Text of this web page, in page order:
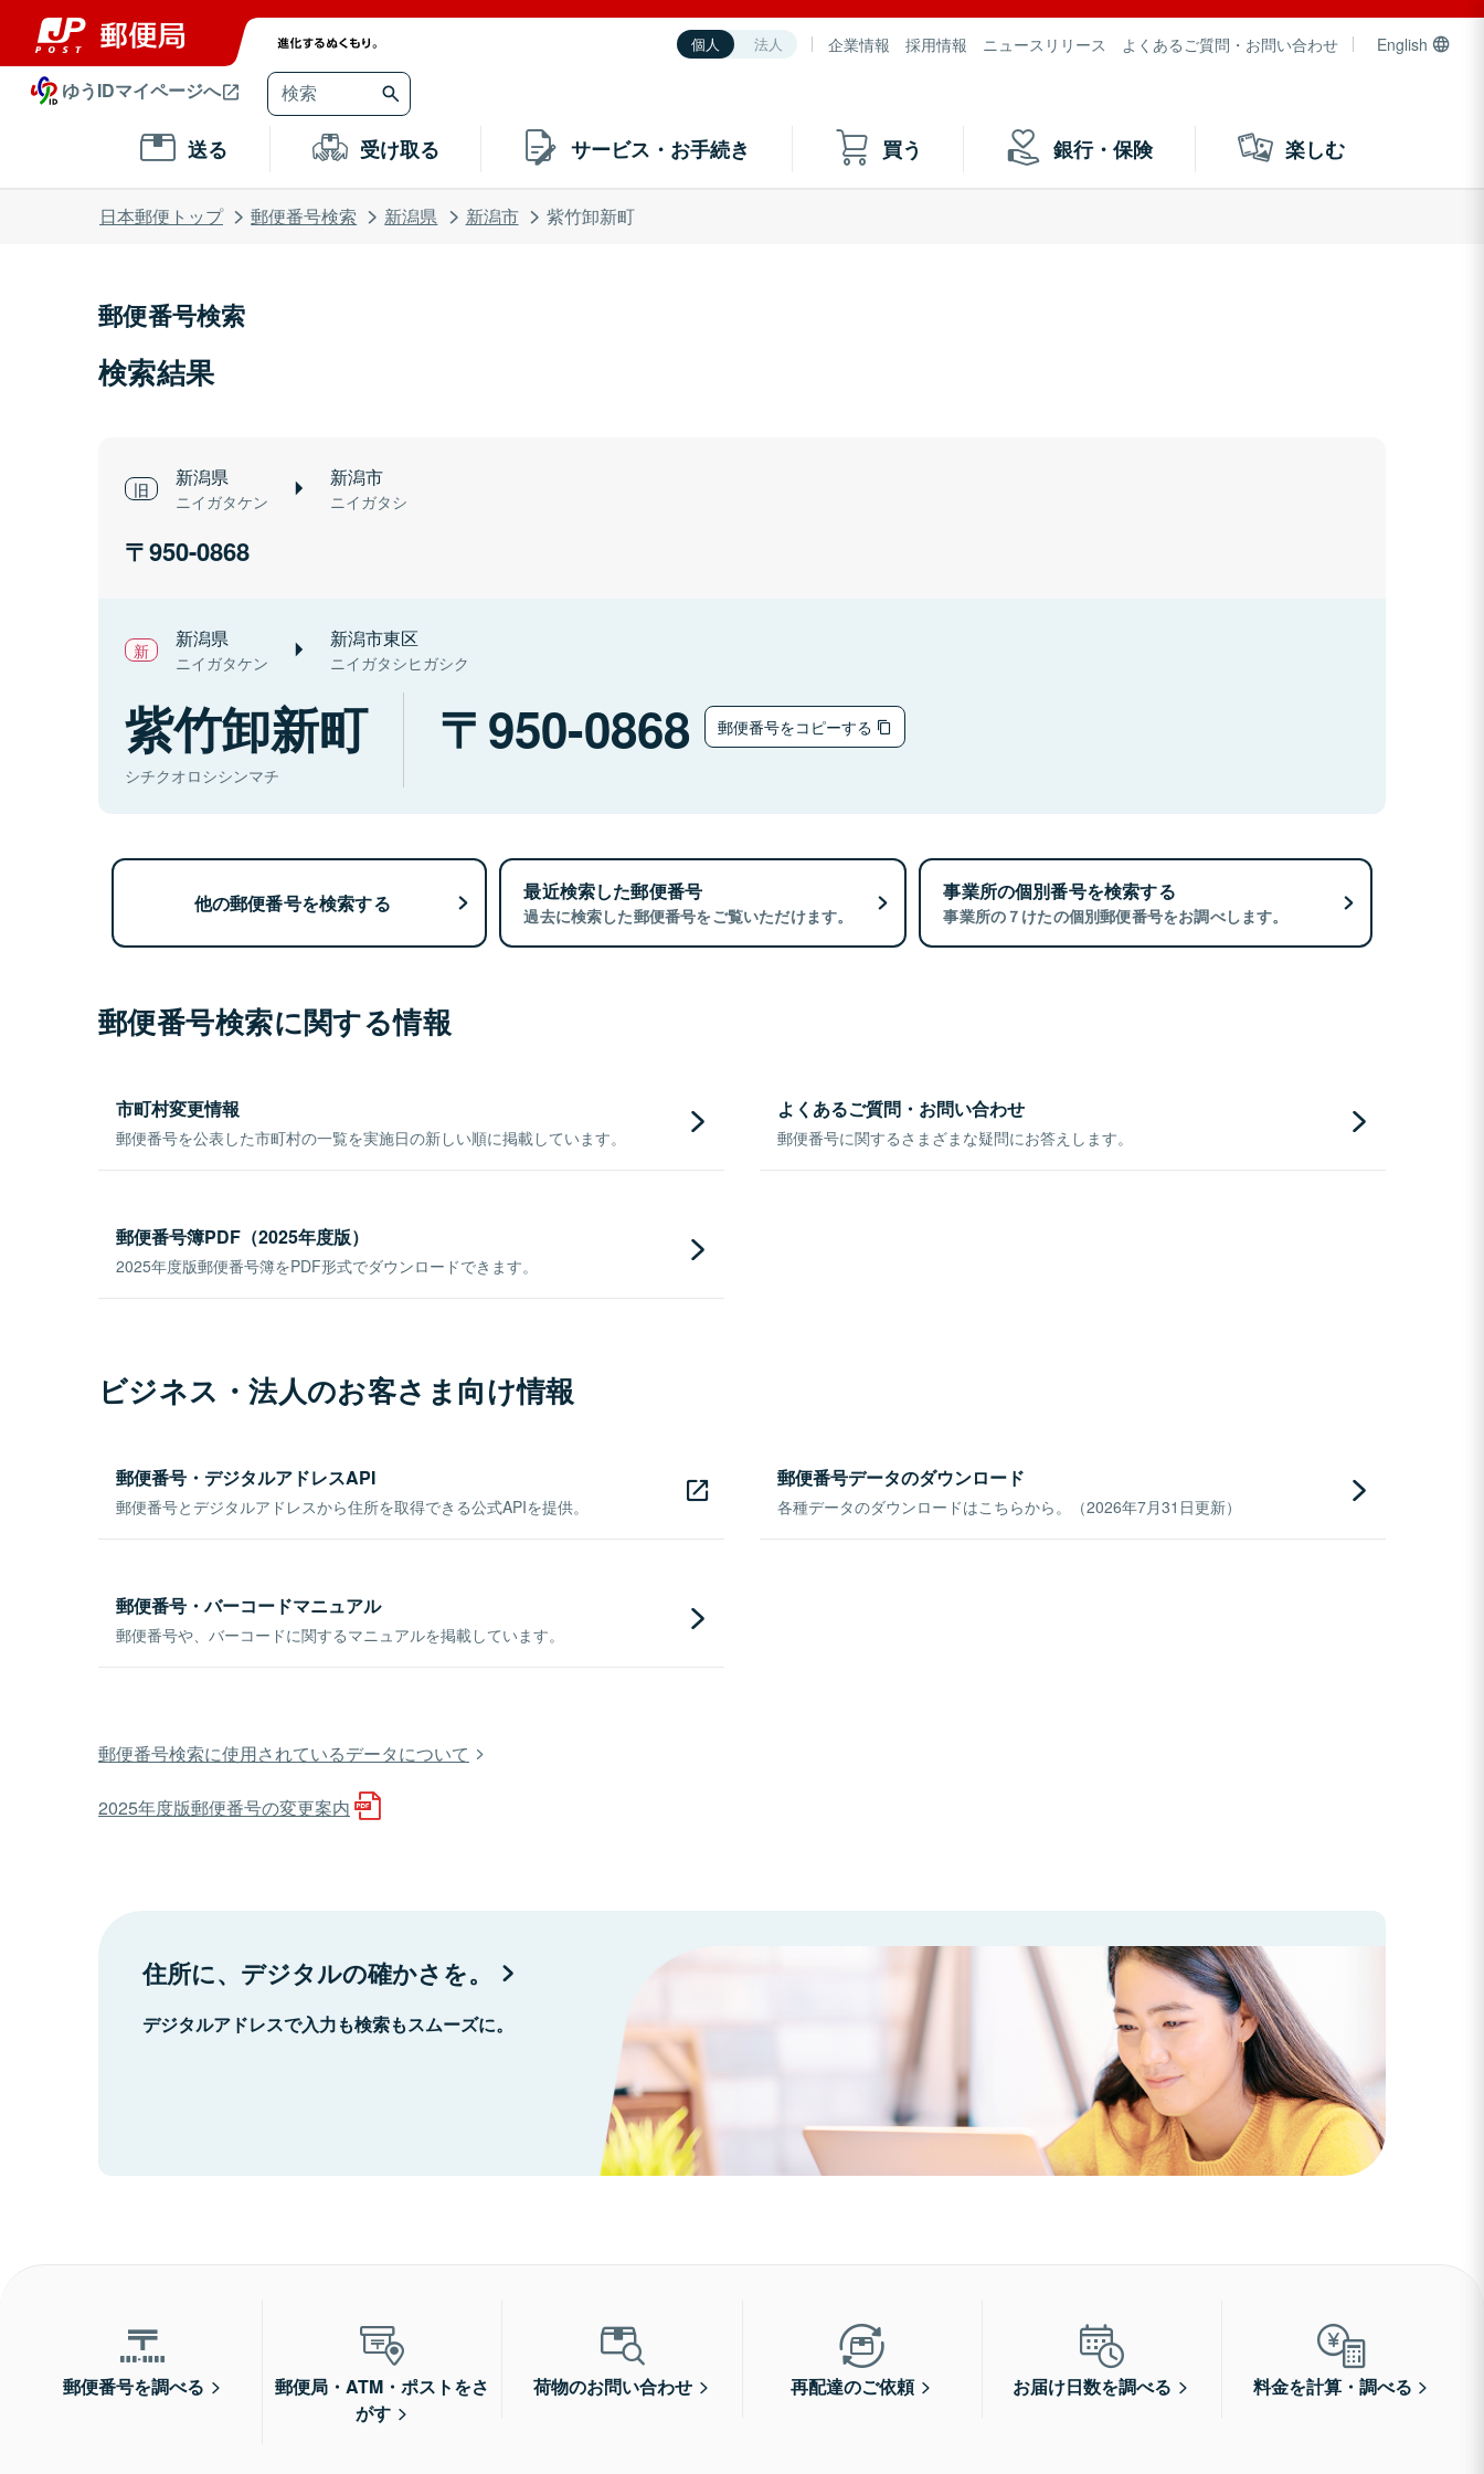
個人 法人 企業情報 採用情報 ニュースリリース よくあるご質問・お問い合わせ English
ゆうIDマイページへ
送る 受け取る サービス・お手続き 買う 銀行・保険 楽しむ
日本郵便トップ 郵便番号検索 新潟県 新潟市 紫竹卸新町
郵便番号検索
検索結果
新潟県
ニイガタケン
新潟市
ニイガタシ
950-0868
新潟県
ニイガタケン
新潟市東区
ニイガタシヒガシク
紫竹卸新町
シチクオロシシンマチ
950-0868 郵便番号をコピーする
他の郵便番号を検索する 最近検索した郵便番号
過去に検索した郵便番号をご覧いただけます。
事業所の個別番号を検索する
事業所の７けたの個別郵便番号をお調べします。
郵便番号検索に関する情報
市町村変更情報
郵便番号を公表した市町村の一覧を実施日の新しい順に掲載しています。
よくあるご質問・お問い合わせ
郵便番号に関するさまざまな疑問にお答えします。
郵便番号簿PDF（2025年度版）
2025年度版郵便番号簿をPDF形式でダウンロードできます。
ビジネス・法人のお客さま向け情報
郵便番号・デジタルアドレスAPI
郵便番号とデジタルアドレスから住所を取得できる公式APIを提供。
郵便番号データのダウンロード
各種データのダウンロードはこちらから。（2026年7月31日更新）
郵便番号・バーコードマニュアル
郵便番号や、バーコードに関するマニュアルを掲載しています。
郵便番号検索に使用されているデータについて
2025年度版郵便番号の変更案内
住所に、デジタルの確かさを。
デジタルアドレスで入力も検索もスムーズに。
郵便番号を調べる
郵便局・ATM・ポストをさ
がす
荷物のお問い合わせ 再配達のご依頼 お届け日数を調べる 料金を計算・調べる